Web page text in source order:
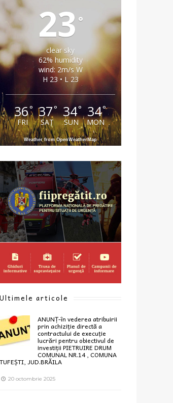
23 °
clear sky
62% humidity
wind: 2m/s W
H 23 • L 23
36°
FRI
37°
SAT
34°
SUN
34°
MON
Weather from OpenWeatherMap
Ultimele articole
ANUNȚ-în vederea atribuirii
prin achiziție directă a
contractului de execuție
lucrări pentru obiectivul de
investiții PIETRUIRE DRUM
COMUNAL NR.14 , COMUNA
TUFEȘTI, JUD.BRĂILA
20 octombrie 2025